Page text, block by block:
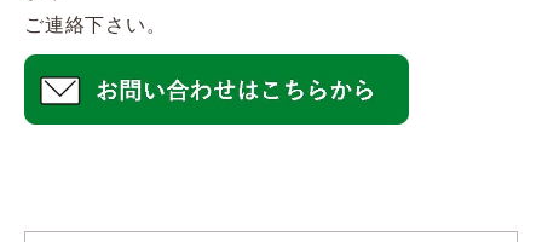
ご連絡下さい。